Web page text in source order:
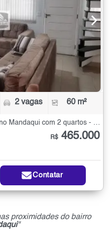
2 vagas 60 m²
R$ 465.000
Contatar
proximidades do bairro
"